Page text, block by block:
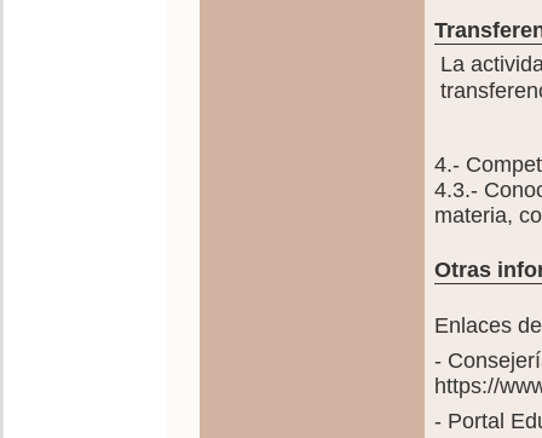
La
4.-
4.3.-
materia,
Otras
Enlaces
-
https://
- Portal